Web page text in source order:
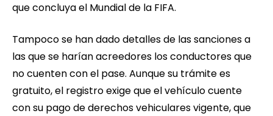
que concluya el Mundial de la FIFA.
Tampoco se han dado detalles de las sanciones a
las que se harían acreedores los conductores que
no cuenten con el pase. Aunque su trámite es
gratuito, el registro exige que el vehículo cuente
con su pago de derechos vehiculares vigente, que